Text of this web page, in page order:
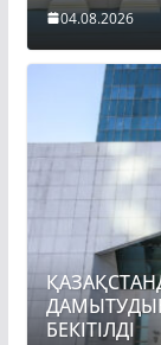
04.08.2026
БЕКІТІЛДІ